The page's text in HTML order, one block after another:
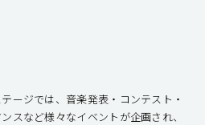
ージでは、音楽発表・コンテスト・
スなど様々なイベントが企画され、